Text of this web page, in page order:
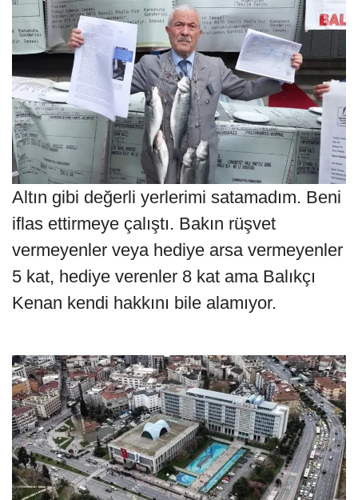
Altın gibi değerli yerlerimi satamadım. Beni
iflas ettirmeye çalıştı. Bakın rüşvet
vermeyenler veya hediye arsa vermeyenler
5 kat, hediye verenler 8 kat ama Balıkçı
Kenan kendi hakkını bile alamıyor.